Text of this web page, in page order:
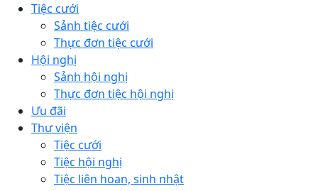
Tiệc cưới
Sảnh tiệc cưới
Thực đơn tiệc cưới
Hội nghị
Sảnh hội nghị
Thực đơn tiệc hội nghị
Ưu đãi
Thư viện
Tiệc cưới
Tiệc hội nghị
Tiệc liên hoan, sinh nhật